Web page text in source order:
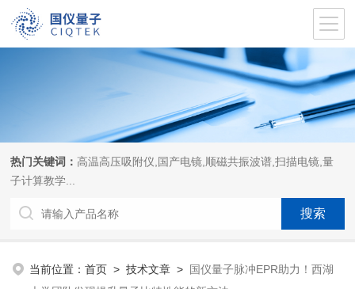
热门关键词： 高温高压吸附仪,国产电镜,顺磁共振波谱,扫描电镜,量
子计算教学...
当前位置：首页 >技术文章 > 国仪量子脉冲EPR助力！西湖